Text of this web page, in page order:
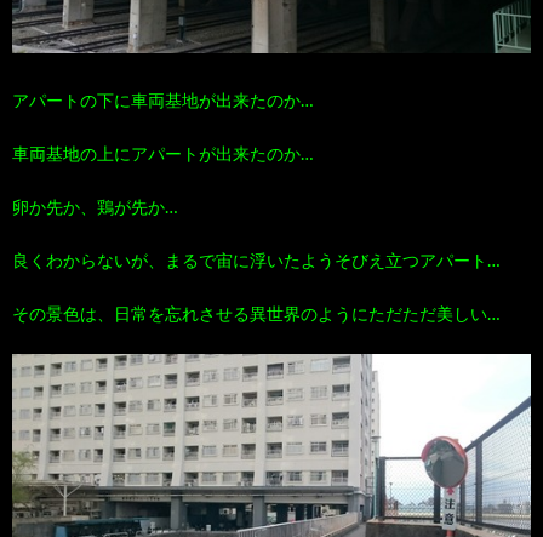
アパートの下に車両基地が出来たのか…
車両基地の上にアパートが出来たのか…
卵か先か、鶏が先か…
良くわからないが、まるで宙に浮いたようそびえ立つアパート…
その景色は、日常を忘れさせる異世界のようにただただ美しい…